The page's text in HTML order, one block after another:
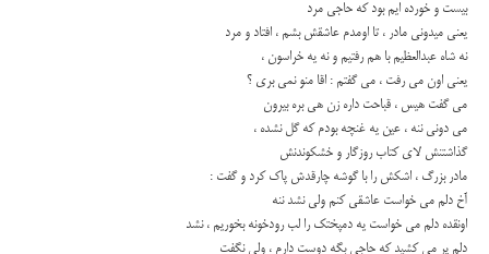
بیست و خورده ایم بود که حاجی مرد
یعنی میدونی مادر ، تا اومدم عاشقش بشم ، افتاد و مرد
نه شاه عبدالعظیم با هم رفتیم و نه یه خراسون ،
یعنی اون می رفت ، می گفتم : اقا منو نمی بری ؟
می گفت هیس ، قباحت داره زن هی بره بیرون
می دونی ننه ، عین یه غنچه بودم که گل نشده ،
گذاشتنش لای کتاب روزگار و خشکوندنش
مادر بزرگ ، اشکش را با گوشه چارقدش پاک کرد و گفت :
آخ دلم می خواست عاشقی کنم ولی نشد ننه
اونقده دلم می خواست یه دمپختک را لب رودخونه بخوریم ، نشد
دلم پر می کشید که حاجی بگه دوست دارم ، ولی نگفت